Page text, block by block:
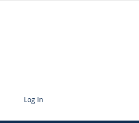
Log In